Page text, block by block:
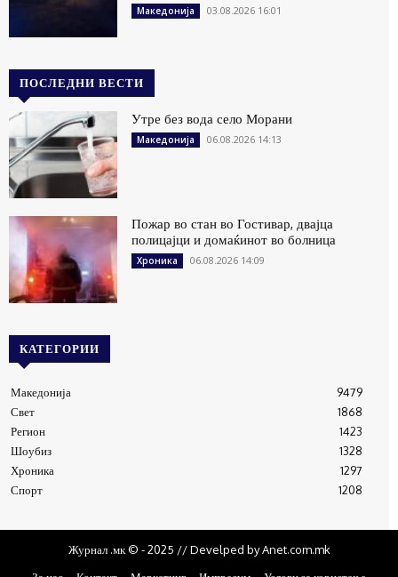
Македонија 03.08.2026 16:01
ПОСЛЕДНИ ВЕСТИ
Утре без вода село Морани
Македонија 06.08.2026 14:13
Пожар во стан во Гостивар, двајца
полицајци и домаќинот во болница
Хроника 06.08.2026 14:09
КАТЕГОРИИ
Македонија
9479
Свет
1868
Регион
1423
Шоубиз
1328
Хроника
1297
Спорт
1208
Журнал .мк © - 2025 // Develped by Anet.com.mk